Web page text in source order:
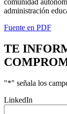
administración
Fuente en PDF
TE
"*" señala los
LinkedIn